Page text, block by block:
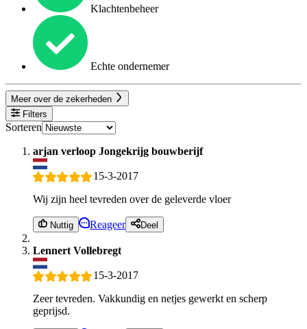
Klachtenbeheer
Echte ondernemer
Meer over de zekerheden
Filters
Sorteren
arjan verloop Jongekrijg bouwberijf
15-3-2017
Wij zijn heel tevreden over de geleverde vloer
Nuttig Reageer Deel
Lennert Vollebregt
15-3-2017
Zeer tevreden. Vakkundig en netjes gewerkt en scherp
geprijsd.